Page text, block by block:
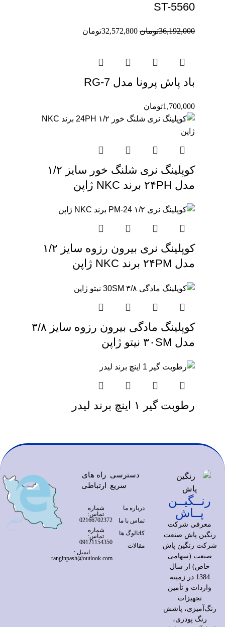
ST-5560
36,192,000تومان 32,572,800تومان
باد پاش پرونا مدل RG-7
1,700,000تومان
کوپلینگ نری شلنگ خور سایز ۱/۲
مدل ۲۴PH برند NKC ژاپن
کوپلینگ نری بیرون رزوه سایز ۱/۲
مدل ۲۴PM برند NKC ژاپن
کوپلینگ مادگی بیرون رزوه سایز ۳/۸
مدل ۳۰SM نیتو ژاپن
رطوبت گیر ۱ اینچ برند لیدر
رنــگیــن
پــاش
معرفی شرکت
رنگین پاش صنعت
شرکت رنگین پاش
صنعت (سهامی
خاص) از سال
1384 در زمینه
واردات و تأمین
تجهیزات
رنگ‌آمیزی، پاشش
رنگ پودری،
دسترسی
سریع
درباره ما
تماس با ما
کاتالوگ ها
مقالات
راه های
ارتباطی
شماره
تماس:
02166702372
شماره
تماس:
09121154350
ایمیل :
ranginpash@outlook.com